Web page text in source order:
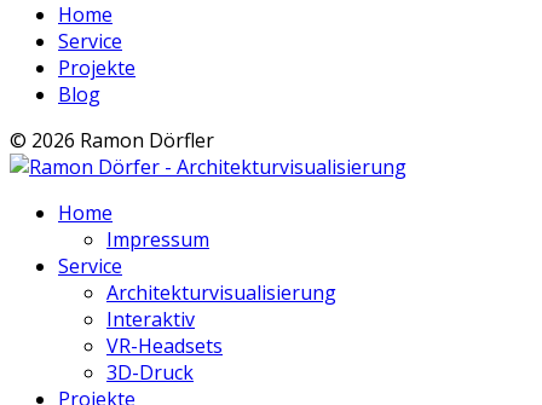
Home
Service
Projekte
Blog
© 2026 Ramon Dörfler
Home
Impressum
Service
Architekturvisualisierung
Interaktiv
VR-Headsets
3D-Druck
Projekte